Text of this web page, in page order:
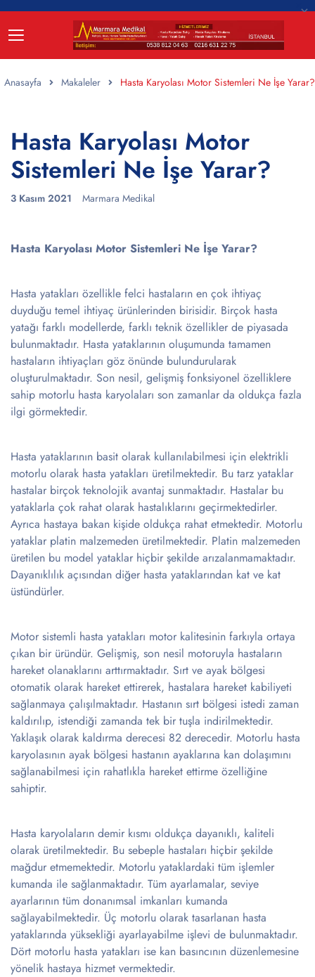
Anasayfa Makaleler Hasta Karyolası Motor Sistemleri Ne İşe Yarar?
Hasta Karyolası Motor
Sistemleri Ne İşe Yarar?
3 Kasım 2021 Marmara Medikal
Hasta Karyolası Motor Sistemleri Ne İşe Yarar?
Hasta yatakları özellikle felci hastaların en çok ihtiyaç
duyduğu temel ihtiyaç ürünlerinden birisidir. Birçok hasta
yatağı farklı modellerde, farklı teknik özellikler de piyasada
bulunmaktadır. Hasta yataklarının oluşumunda tamamen
hastaların ihtiyaçları göz önünde bulundurularak
oluşturulmaktadır. Son nesil, gelişmiş fonksiyonel özelliklere
sahip motorlu hasta karyolaları son zamanlar da oldukça fazla
ilgi görmektedir.
Hasta yataklarının basit olarak kullanılabilmesi için elektrikli
motorlu olarak hasta yatakları üretilmektedir. Bu tarz yataklar
hastalar birçok teknolojik avantaj sunmaktadır. Hastalar bu
yataklarla çok rahat olarak hastalıklarını geçirmektedirler.
Ayrıca hastaya bakan kişide oldukça rahat etmektedir. Motorlu
yataklar platin malzemeden üretilmektedir. Platin malzemeden
üretilen bu model yataklar hiçbir şekilde arızalanmamaktadır.
Dayanıklılık açısından diğer hasta yataklarından kat ve kat
üstündürler.
Motor sistemli hasta yatakları motor kalitesinin farkıyla ortaya
çıkan bir üründür. Gelişmiş, son nesil motoruyla hastaların
hareket olanaklarını arttırmaktadır. Sırt ve ayak bölgesi
otomatik olarak hareket ettirerek, hastalara hareket kabiliyeti
sağlanmaya çalışılmaktadır. Hastanın sırt bölgesi istedi zaman
kaldırılıp, istendiği zamanda tek bir tuşla indirilmektedir.
Yaklaşık olarak kaldırma derecesi 82 derecedir. Motorlu hasta
karyolasının ayak bölgesi hastanın ayaklarına kan dolaşımını
sağlanabilmesi için rahatlıkla hareket ettirme özelliğine
sahiptir.
Hasta karyolaların demir kısmı oldukça dayanıklı, kaliteli
olarak üretilmektedir. Bu sebeple hastaları hiçbir şekilde
mağdur etmemektedir. Motorlu yataklardaki tüm işlemler
kumanda ile sağlanmaktadır. Tüm ayarlamalar, seviye
ayarlarının tüm donanımsal imkanları kumanda
sağlayabilmektedir. Üç motorlu olarak tasarlanan hasta
yataklarında yüksekliği ayarlayabilme işlevi de bulunmaktadır.
Dört motorlu hasta yatakları ise kan basıncının düzenlemesine
yönelik hastaya hizmet vermektedir.